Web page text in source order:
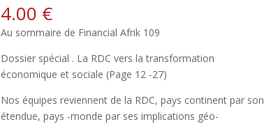
4.00 €
Au sommaire de Financial Afrik 109
Dossier spécial . La RDC vers la transformation
économique et sociale (Page 12 -27)
Nos équipes reviennent de la RDC, pays continent par son
étendue, pays -monde par ses implications géo-